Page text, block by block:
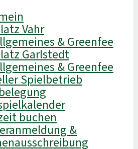
Vahr
& Greenfee
Garlstedt
& Greenfee
Spielbetrieb
buchen
&